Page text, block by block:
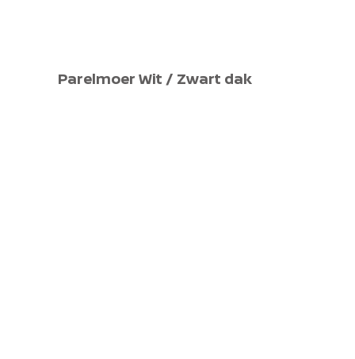
Parelmoer Wit / Zwart dak